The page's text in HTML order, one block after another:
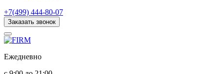
+7(499) 444-80-07
Заказать звонок
Ежедневно